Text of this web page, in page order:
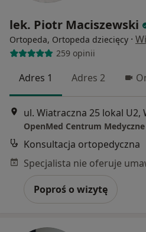
lek. Piotr Maciszewski
Ortopeda, Ortopeda dziecięcy ·
259 opinii
Adres 1 Adres 2
ul. Wiatraczna 25 lokal U2,
OpenMed Centrum Medyczne
Konsultacja ortopedyczna
Poproś o wizytę